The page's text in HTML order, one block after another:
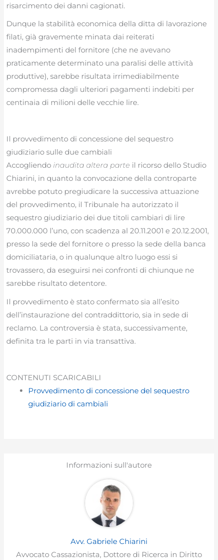
risarcimento dei danni cagionati.
Dunque la stabilità economica della ditta di lavorazione
filati, già gravemente minata dai reiterati
inadempimenti del fornitore (che ne avevano
praticamente determinato una paralisi delle attività
produttive), sarebbe risultata irrimediabilmente
compromessa dagli ulteriori pagamenti indebiti per
centinaia di milioni delle vecchie lire.
Il provvedimento di concessione del sequestro
giudiziario sulle due cambiali
Accogliendo inaudita altera parte il ricorso dello Studio
Chiarini, in quanto la convocazione della controparte
avrebbe potuto pregiudicare la successiva attuazione
del provvedimento, il Tribunale ha autorizzato il
sequestro giudiziario dei due titoli cambiari di lire
70.000.000 l’uno, con scadenza al 20.11.2001 e 20.12.2001,
presso la sede del fornitore o presso la sede della banca
domiciliataria, o in qualunque altro luogo essi si
trovassero, da eseguirsi nei confronti di chiunque ne
sarebbe risultato detentore.
Il provvedimento è stato confermato sia all’esito
dell’instaurazione del contraddittorio, sia in sede di
reclamo. La controversia è stata, successivamente,
definita tra le parti in via transattiva.
CONTENUTI SCARICABILI
Provvedimento di concessione del sequestro
giudiziario di cambiali
Informazioni sull'autore
Avv. Gabriele Chiarini
Avvocato Cassazionista, Dottore di Ricerca in Diritto